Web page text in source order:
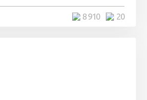
20
8 910